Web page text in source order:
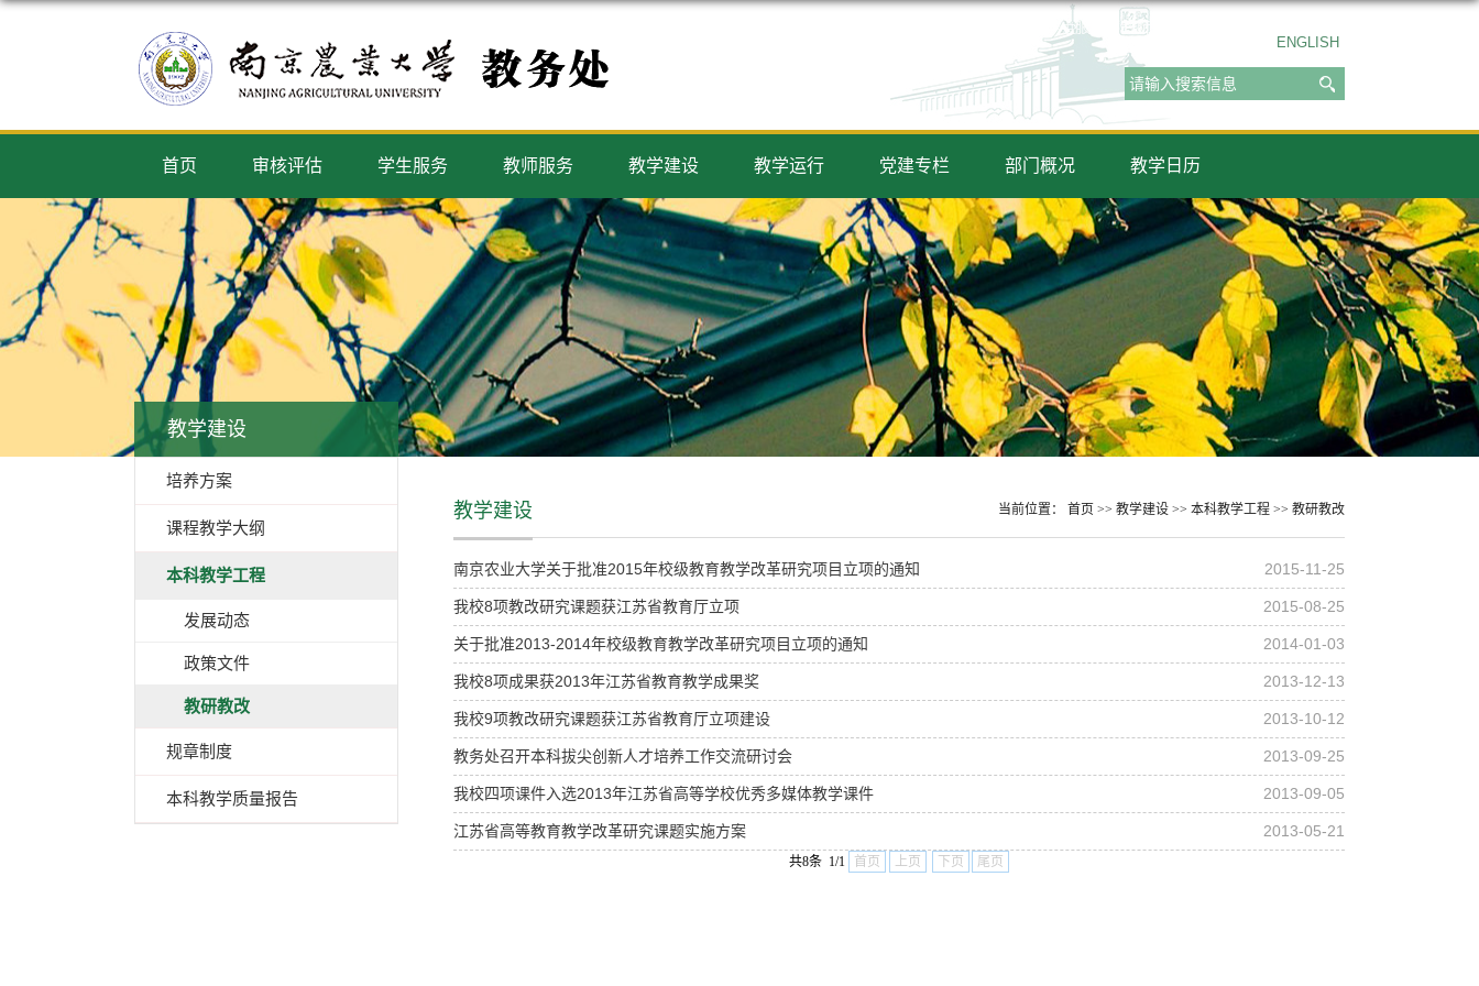
ENGLISH
首页 审核评估 学生服务 教师服务 教学建设 教学运行 党建专栏 部门概况 教学日历
教学建设
培养方案
课程教学大纲
本科教学工程
发展动态
政策文件
教研教改
规章制度
本科教学质量报告
当前位置： 首页 >> 教学建设 >> 本科教学工程 >> 教研教改
教学建设
南京农业大学关于批准2015年校级教育教学改革研究项目立项的通知 2015-11-25
我校8项教改研究课题获江苏省教育厅立项 2015-08-25
关于批准2013-2014年校级教育教学改革研究项目立项的通知 2014-01-03
我校8项成果获2013年江苏省教育教学成果奖 2013-12-13
我校9项教改研究课题获江苏省教育厅立项建设 2013-10-12
教务处召开本科拔尖创新人才培养工作交流研讨会 2013-09-25
我校四项课件入选2013年江苏省高等学校优秀多媒体教学课件 2013-09-05
江苏省高等教育教学改革研究课题实施方案 2013-05-21
共8条 1/1 首页 上页 下页 尾页